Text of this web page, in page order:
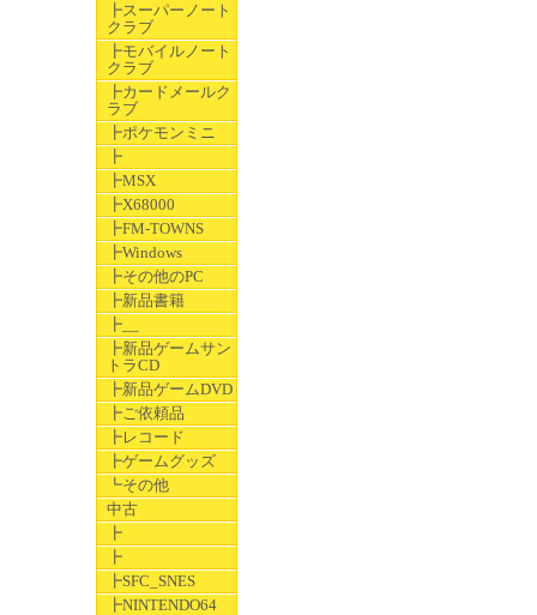
┣スーパーノート
クラブ
┣モバイルノート
クラブ
┣カードメールク
ラブ
┣ポケモンミニ
┣
┣MSX
┣X68000
┣FM-TOWNS
┣Windows
┣その他のPC
┣新品書籍
┣__
┣新品ゲームサン
トラCD
┣新品ゲームDVD
┣ご依頼品
┣レコード
┣ゲームグッズ
┗その他
中古
┣
┣
┣SFC_SNES
┣NINTENDO64